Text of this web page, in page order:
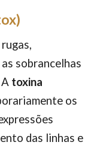
sobrancelhas
toxina
os
das linhas e